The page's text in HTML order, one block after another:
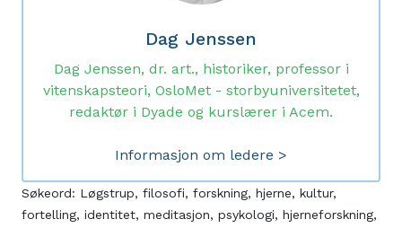
Dag Jenssen
Dag Jenssen, dr. art., historiker, professor i
vitenskapsteori, OsloMet - storbyuniversitetet,
redaktør i Dyade og kurslærer i Acem.
Informasjon om ledere >
Søkeord: Løgstrup, filosofi, forskning, hjerne, kultur,
fortelling, identitet, meditasjon, psykologi, hjerneforskning,